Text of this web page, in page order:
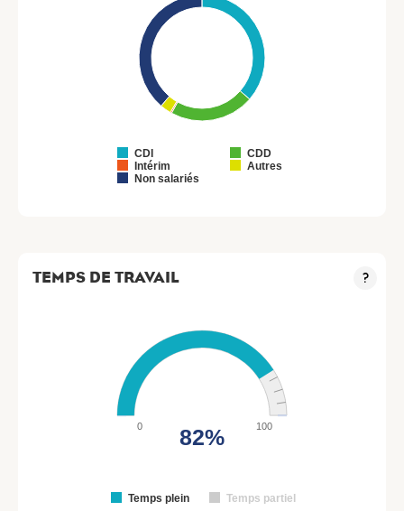
CDI
CDD
Intérim
Autres
Non salariés
TEMPS DE TRAVAIL ?
Temps plein Temps partiel
0 100
82%